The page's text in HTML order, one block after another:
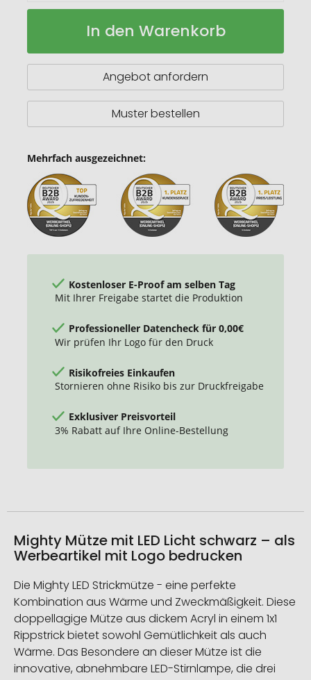
Mighty
LED
Auf
In den Warenkorb
Angebot anfordern
Muster bestellen
Mehrfach ausgezeichnet:
Kostenloser E-Proof am selben Tag
Mit Ihrer Freigabe startet die Produktion
Professioneller Datencheck für 0,00€
Wir prüfen Ihr Logo für den Druck
Risikofreies Einkaufen
Stornieren ohne Risiko bis zur Druckfreigabe
Exklusiver Preisvorteil
3% Rabatt auf Ihre Online-Bestellung
Mighty Mütze mit LED Licht schwarz – als
Werbeartikel mit Logo bedrucken
Die Mighty LED Strickmütze - eine perfekte
Kombination aus Wärme und Zweckmäßigkeit. Diese
doppellagige Mütze aus dickem Acryl in einem 1x1
Rippstrick bietet sowohl Gemütlichkeit als auch
Wärme. Das Besondere an dieser Mütze ist die
innovative, abnehmbare LED-Stirnlampe, die drei